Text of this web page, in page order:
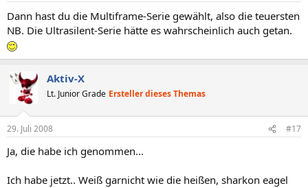
Dann hast du die Multiframe-Serie gewählt, also die teuersten
NB. Die Ultrasilent-Serie hätte es wahrscheinlich auch getan.
Aktiv-X
Lt. Junior Grade Ersteller dieses Themas
29. Juli 2008 #17
Ja, die habe ich genommen...
Ich habe jetzt.. Weiß garnicht wie die heißen, sharkon eagel